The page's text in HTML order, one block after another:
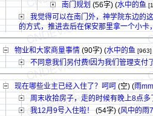
南门规划 (56字)(水中的鱼
我觉得可以在南门外，神学院东边的
的方式，推进去后在保安那里拿一个小
物业和大家商量事情 (90字) (水中的鱼 [963]
不同意我们另付费!因为我们管理支付
现在哪些业主已经入住了？呵呵 (空) (雨mm
周末收拾房子，走的时候有晚上8点
我12月9号入住啦！ (54字)(风中的雨